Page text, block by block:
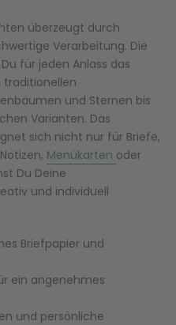
überzeugt durch
Verarbeitung. Die
für jeden Anlass das
traditionellen
und Sternen bis
Varianten. Das
sich nicht nur für Briefe,
Menükarten oder
Du Deine
und individuell
Briefpapier und
ein angenehmes
und persönliche